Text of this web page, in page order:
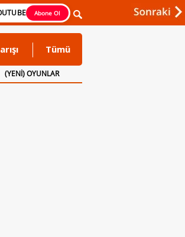
Abone Ol
Tümü
(YENİ) OYUNLAR